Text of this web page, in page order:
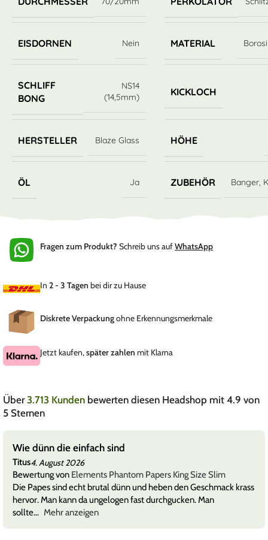
EISDORNEN Nein MATERIAL
SCHLIFF
BONG
NS14
(14,5mm)
KICKLOCH
HERSTELLER Blaze Glass HÖHE
ÖL Ja ZUBEHÖR Banger,
Fragen zum Produkt? Schreib uns aufWhatsApp
In 2 - 3 Tagen bei dir zu Hause
Diskrete Verpackungohne Erkennungsmerkmale
Jetzt kaufen,später zahlen mit Klarna
Über3.713 Kunden bewerten diesen Headshop mit 4.9 von
5 Sternen
Wie dünn die einfach sind
Titus4. August 2026
Bewertung von Elements Phantom Papers King Size Slim
Die Papes sind echt brutal dünn und heben den Geschmack krass
hervor. Man kann da ungelogen fast durchgucken. Man
sollte
Mehr anzeigen